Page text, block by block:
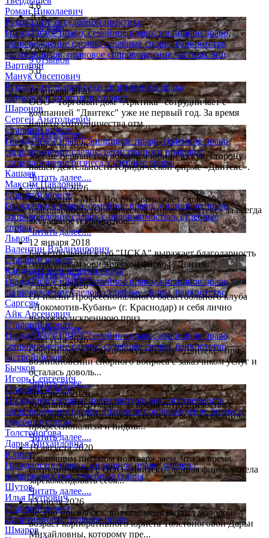
Роман Николаевич
Руководитель судебной практики
Гражданское право, семейное право, жилищное право,
сопровождение сделок, судебные споры, банкротство
застройщиков, правовое сопровождение частных лиц
Вартанян
Манук Овсепович
Руководитель практики спортивного права
Трудовое и спортивное право
Шаронов
Сергей Анатольевич
Старший юрист
Гражданское право, жилищное право, семейное право,
сопровождение сделок, регистрация и правовое
сопровождение бизнеса, судебные споры
Кашаев
Максим Павлович
Старший юрист
Гражданское право, семейное право, жилищное право,
сопровождение сделок с недвижимостью, судебные
споры
Львов
Валентин Владимирович
Старший юрист
Кандидат юридических наук
Гражданское право, семейное право, жилищное право,
сопровождение сделок, судебные споры, банкротство
Саргсян
Айк Арсенович
Старший юрист
Гражданское право, семейное право, жилищное право,
сопровождение сделок, судебные споры, банкротство
застройщиков
Бычков
Игорь Сергеевич
Старший юрист
Гражданское право, интеллектуальная собственность,
сопровождение сделок, правовое сопровождение бизнеса,
судебные споры
Толстоногова
Дарья Михайловна
Юрист
Гражданское право, жилищное право, сделки с
недвижимостью, судебные споры
Шутов
Илья Петрович
Старший юрист
Спортивное и трудовое право
Шмаров
4.6
2Gis
3 отзыва
5.0
Zoon
9 отзывов
5.0
14 апреля 2020
ООО "Торговый дом "Арктика" сотрудничает с
компанией "Двитекс" уже не первый год. За время
нашего сотрудничества отм...
Читать далее....
7 августа 2026
Уже не первый год доверяем юридическую сторону
нашей деятельности Юридической фирме «Двитекс».
Читать далее....
7 августа 2026
Коллектив «МЕП Восток» выражает свою
благодарность Юридической фирме «Двитекс» за всегда
актуальное и грамотное...
Читать далее....
12 января 2018
Баскетбольный клуб "ЦСКА" выражает благодарность
сотрудникам юридической фирмы "Двитекс"
Читать далее....
7 августа 2026
От имени Профессионального баскетбольного клуба
«Локомотив-Кубань» (г. Краснодар) и себя лично
выражаю искреннюю приз...
Читать далее....
7 августа 2026
Обратилась в Юридическую фирму «Двитекс» при
возникновении спорного вопроса с заказчиком услуг и
осталась доволь...
Читать далее....
20 апреля 2020
Компания "ВерумБио" за время сотрудничества с
юридической компанией "Двитекс" высоко оценила
профессионализм и индив...
Читать далее....
19 августа 2020
Настоящим письмом подтверждаем, что за время
сотрудничества с ООО "Двитекс" данная фирма успела
зарекомендовать себя...
Читать далее....
13 июля 2026
Честно признаюсь, вначале меня смутил молодой
возраст корпоративного юриста Толстоноговой Дарьи
Михайловны, которому пре...